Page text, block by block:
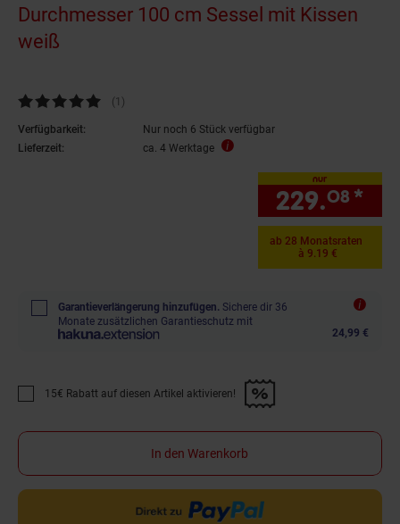
Durchmesser 100 cm Sessel mit Kissen
weiß
Kundenbewertung: 5 von 5 Sternen
(1 Kundenbewertungen
)
Verfügbarkeit:
Nur noch 6 Stück verfügbar
Lieferzeit:
ca. 4 Werktage
nur
229.08 *
ab 28 Monatsraten
à 9.19 €
Garantieverlängerung hinzufügen. Sichere dir 36
Monate zusätzlichen Garantieschutz mit
24,99 €
Promotion "15€ Rabatt auf diesen Artikel aktivieren!" anwenden
15€ Rabatt auf diesen Artikel aktivieren!
In den Warenkorb